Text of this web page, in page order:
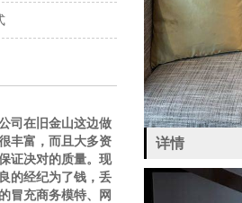
详情
司在旧金山这边做
丰富，而且大多资
证决对的质量。现
的经纪为了钱，丢
冒充商务模特、网